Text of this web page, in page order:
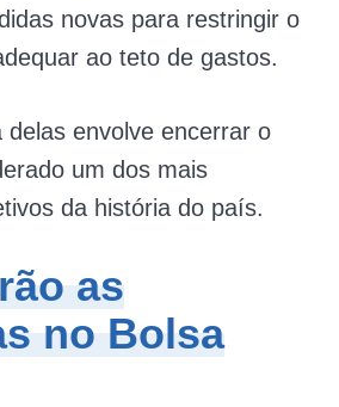
novas para restringir o
ao teto de gastos.
delas envolve encerrar o
um dos mais
da história do país.
as
no Bolsa